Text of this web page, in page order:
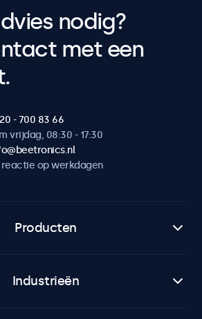
nodig?
met een
- 700 83 66
vrijdag, 08:30 - 17:30
reactie op werkdagen
Producten
Industrieën